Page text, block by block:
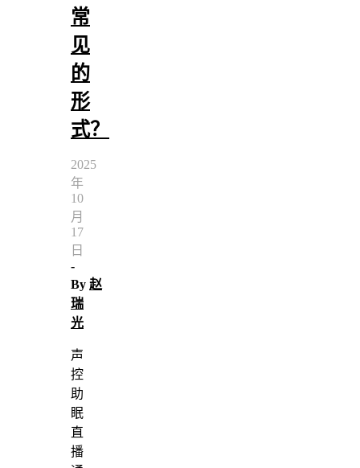
常
见
的
形
式？
2025
年
10
月
17
日
-
By 赵
瑞
光
声
控
助
眠
直
播